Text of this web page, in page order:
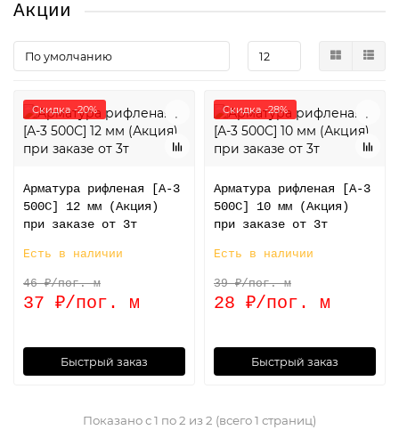
Акции
Скидка -20%
Арматура рифленая [А-3
500С] 12 мм (Акция)
при заказе от 3т
Есть в наличии
46 ₽/пог. м
37 ₽/пог. м
Быстрый заказ
Скидка -28%
Арматура рифленая [А-3
500С] 10 мм (Акция)
при заказе от 3т
Есть в наличии
39 ₽/пог. м
28 ₽/пог. м
Быстрый заказ
Показано с 1 по 2 из 2 (всего 1 страниц)